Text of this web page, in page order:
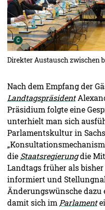
C Urheber der Grafik:
Direkter Austausch zwischen
Nach dem Empfang der
Landtagspräsident
Präsidium folgte eine
unterhielt man sich
Parlamentskultur in
die Staatsregierungdie
Landtags früher als bisher
informiert und
Änderungswünsche
damit sich im Parlament